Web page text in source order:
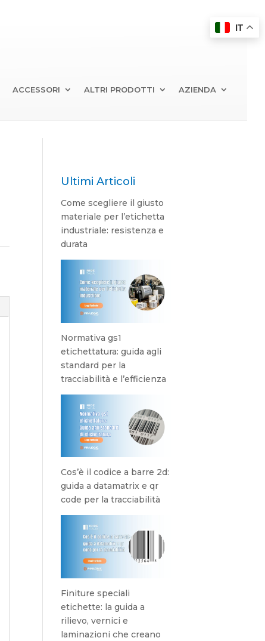
ACCESSORI ALTRI PRODOTTI AZIENDA
Ultimi Articoli
Come scegliere il giusto
materiale per l’etichetta
industriale: resistenza e
durata
Normativa gs1
etichettatura: guida agli
standard per la
tracciabilità e l’efficienza
Cos’è il codice a barre 2d:
guida a datamatrix e qr
code per la tracciabilità
Finiture speciali
etichette: la guida a
rilievo, vernici e
laminazioni che creano
IT